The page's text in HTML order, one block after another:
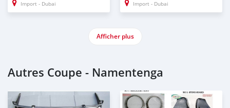
Import - Dubai Import - Dubai
Afficher plus
Autres Coupe - Namentenga